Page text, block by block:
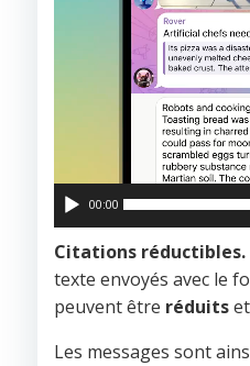
00:00
Citations réductibles.
texte envoyés avec le
peuvent être réduitset
Les messages sont